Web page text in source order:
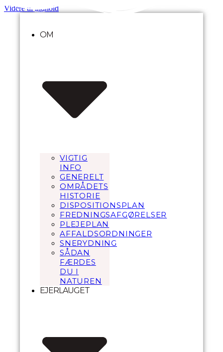
Videre til indhold
OM
VIGTIG
INFO
GENERELT
OMRÅDETS
HISTORIE
DISPOSITIONSPLAN
FREDNINGSAFGØRELSER
PLEJEPLAN
AFFALDSORDNINGER
SNERYDNING
SÅDAN
FÆRDES
DU I
NATUREN
EJERLAUGET